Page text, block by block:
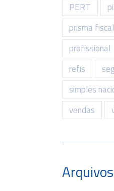
PERT
prisma fiscal
profissional
refis
simples
vendas
Arquivos